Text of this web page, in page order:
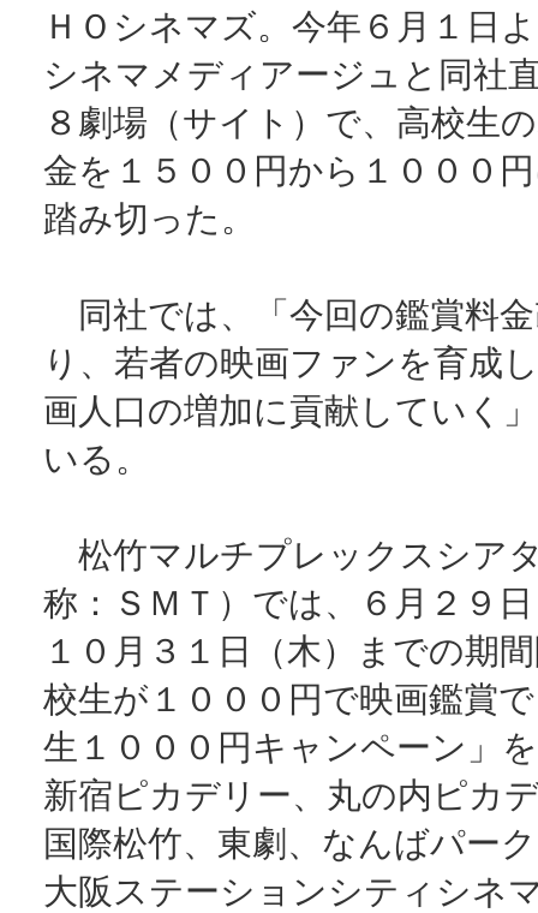
ＨＯシネマズ。今年６月１日
シネマメディアージュと同社
８劇場（サイト）で、高校生
金を１５００円から１０００
踏み切った。
同社では、「今回の鑑賞料
り、若者の映画ファンを育成
画人口の増加に貢献していく
いる。
松竹マルチプレックスシア
称：ＳＭＴ）では、６月２９
１０月３１日（木）までの期
校生が１０００円で映画鑑賞
生１０００円キャンペーン」
新宿ピカデリー、丸の内ピカ
国際松竹、東劇、なんばパー
大阪ステーションシティシネ